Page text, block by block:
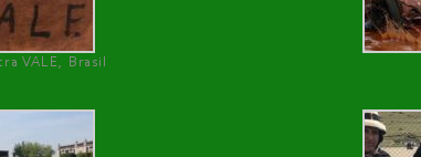
VALE, Brasil